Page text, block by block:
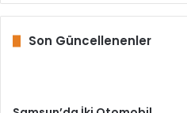
Son Güncellenenler